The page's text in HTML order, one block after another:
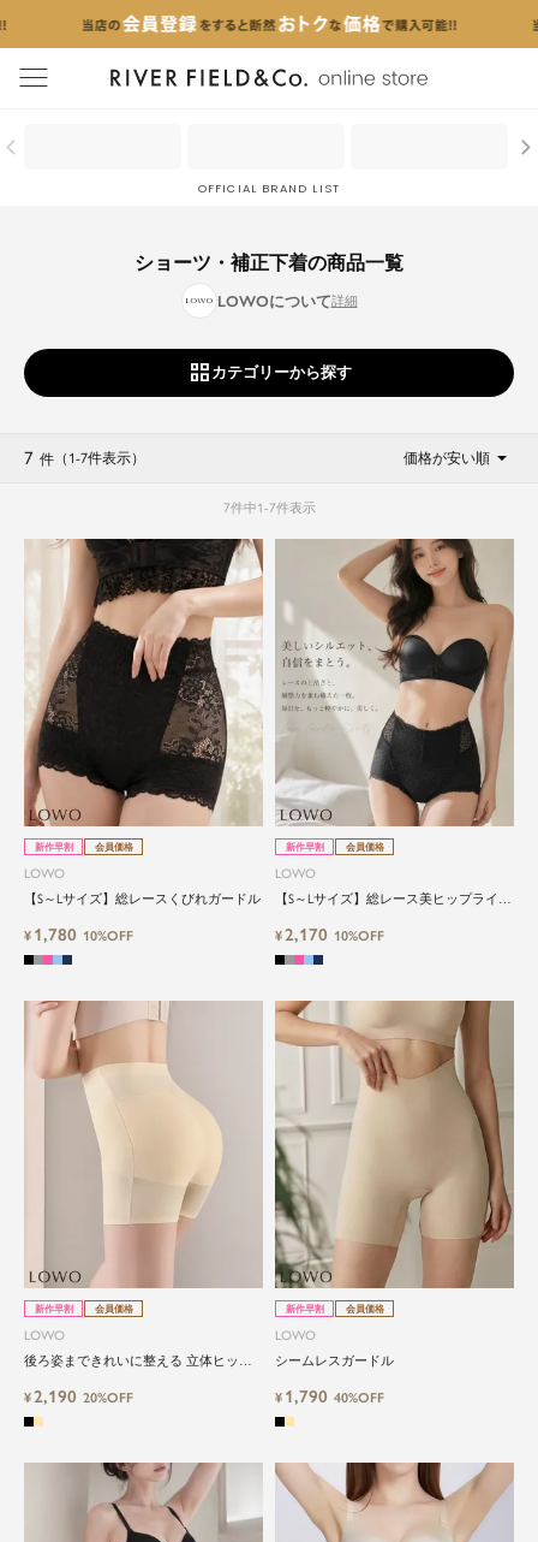
menu
OFFICIAL BRAND LIST
ショーツ・補正下着の商品一覧
LOWOについて
カテゴリーから探す
7 件 （1-7件表示） 価格が安い順
7件中1-7件表示
新作早割 会員価格
LOWO
【S～Lサイズ】総レースくびれガードル
¥ 1,780 10%OFF
新作早割 会員価格
LOWO
【S～Lサイズ】総レース美ヒップライン
¥2,170 10%OFF
新作早割 会員価格
LOWO
後ろ姿まできれいに整える 立体ヒップ
¥2,190 20%OFF
新作早割 会員価格
LOWO
シームレスガードル
¥ 1,790 40%OFF